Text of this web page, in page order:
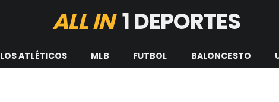
ALL IN1 DEPORTES
LOS ATLÉTICOS MLB FUTBOL BALONCESTO